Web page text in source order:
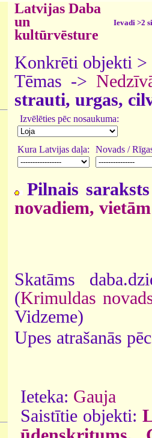
Latvijas Daba
un
kultūrvēsture
Ievadi >2
Konkrēti objekti >
Tēmas ->
strauti, urgas,
Izvēlēties pēc nosaukuma:
Kura Latvijas daļa: Novads /
Pilnais
novadiem, vietām
Skatāms
(Krimuldas
Vidzeme)
Upes atrašanās
Ieteka: Gauja
Saistītie objekti: